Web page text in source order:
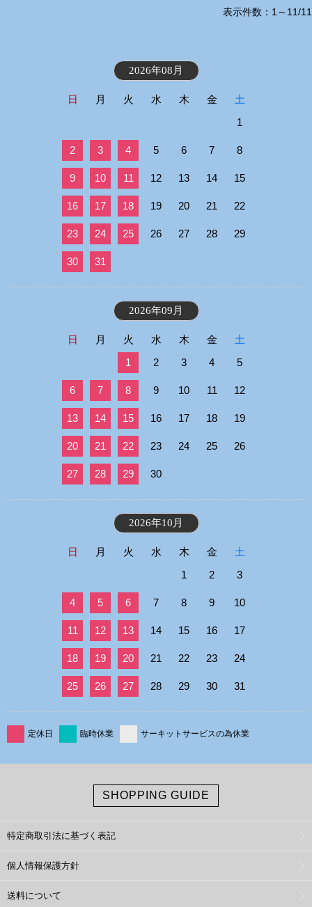
表示件数：1～11/11
2026年08月
日 月 火 水 木 金
土
1
2 3 4 5 6 7 8
9 10 11 12 13 14 15
16 17 18 19 20 21 22
23 24 25 26 27 28 29
30 31
2026年09月
日 月 火 水 木 金
土
1
2 3 4 5
6 7 8 9 10 11 12
13 14 15 16 17 18 19
20 21 22 23 24 25 26
27 28 29 30
2026年10月
日 月 火 水 木 金
土
1
2 3
4 5 6 7 8 9 10
11 12 13 14 15 16 17
18 19 20 21 22 23 24
25 26 27 28 29 30 31
定休日 臨時休業 サーキットサービスの為休業
SHOPPING GUIDE
特定商取引法に基づく表記
個人情報保護方針
送料について